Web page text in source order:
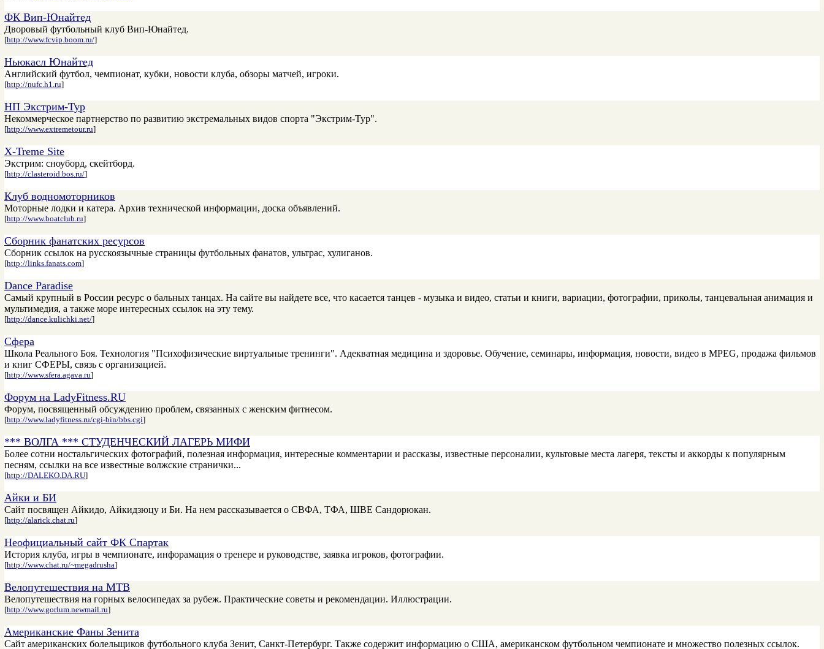
ФК Вип-Юнайтед
Дворовый футбольный клуб Вип-Юнайтед.
[http://www.fcvip.boom.ru/]
Ньюкасл Юнайтед
Английский футбол, чемпионат, кубки, новости клуба, обзоры матчей, игроки.
[http://nufc.h1.ru]
НП Экстрим-Тур
Некоммерческое партнерство по развитию экстремальных видов спорта "Экстрим-Тур".
[http://www.extremetour.ru]
X-Treme Site
Экстрим: сноуборд, скейтборд.
[http://clasteroid.bos.ru/]
Клуб водномоторников
Моторные лодки и катера. Архив технической информации, доска объявлений.
[http://www.boatclub.ru]
Сборник фанатских ресурсов
Сборник ссылок на русскоязычные страницы футбольных фанатов, ультрас, хулиганов.
[http://links.fanats.com]
Dance Paradise
Самый крупный в России ресурс о бальных танцах. На сайте вы найдете все, что касается танцев - музыка и видео, статьи и книги, вариации, фотографии, приколы, танцевальная анимация и
мультимедия, а также море интересных ссылок на эту тему.
[http://dance.kulichki.net/]
Сфера
Школа Реального Боя. Технология "Психофизические виртуальные тренинги". Адекватная медицина и здоровье. Обучение, семинары, информация, новости, видео в MPEG, продажа фильмов
и книг СФЕРЫ, связь с организацией.
[http://www.sfera.agava.ru]
Форум на LadyFitness.RU
Форум, посвященный обсуждению проблем, связанных с женским фитнесом.
[http://www.ladyfitness.ru/cgi-bin/bbs.cgi]
*** ВОЛГА *** СТУДЕНЧЕСКИЙ ЛАГЕРЬ МИФИ
Более сотни ностальгических фотографий, полезная информация, интересные комментарии и рассказы, известные персоналии, культовые места лагеря, тексты и аккорды к популярным
песням, ссылки на все известные волжские странички...
[http://DALEKO.DA.RU]
Айки и БИ
Сайт посвящен Айкидо, Айкидзюцу и Би. На нем рассказывается о СВФА, ТФА, ШВЕ Сандорюкан.
[http://alarick.chat.ru]
Неофициальный сайт ФК Спартак
История клуба, игры в чемпионате, инфорамация о тренере и руководстве, заявка игроков, фотографии.
[http://www.chat.ru/~megadrusha]
Велопутешествия на MTB
Велопутешествия на горных велосипедах за рубеж. Практические советы и рекомендации. Иллюстрации.
[http://www.gorlum.newmail.ru]
Американские Фаны Зенита
Сайт американских болельщиков футбольного клуба Зенит, Санкт-Петербург. Также содержит информацию о США, американском футбольном чемпионате и множество полезных ссылок.